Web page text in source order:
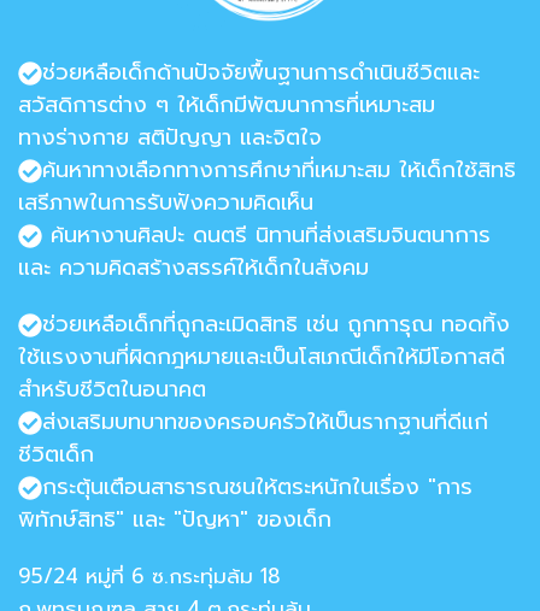
ช่วยหลือเด็กด้านปัจจัยพื้นฐานการดำเนินชีวิตและ
สวัสดิการต่าง ๆ ให้เด็กมีพัฒนาการที่เหมาะสม
ทางร่างกาย สติปัญญา และจิตใจ
ค้นหาทางเลือกทางการศึกษาที่เหมาะสม ให้เด็กใช้สิทธิ
เสรีภาพในการรับฟังความคิดเห็น
ค้นหางานศิลปะ ดนตรี นิทานที่ส่งเสริมจินตนาการ
และ ความคิดสร้างสรรค์ให้เด็กในสังคม
ช่วยเหลือเด็กที่ถูกละเมิดสิทธิ เช่น ถูกทารุณ ทอดทิ้ง
ใช้แรงงานที่ผิดกฎหมายและเป็นโสเภณีเด็กให้มีโอกาสดี
สำหรับชีวิตในอนาคต
ส่งเสริมบทบาทของครอบครัวให้เป็นรากฐานที่ดีแก่
ชีวิตเด็ก
กระตุ้นเตือนสาธารณชนให้ตระหนักในเรื่อง "การ
พิทักษ์สิทธิ" และ "ปัญหา" ของเด็ก
95/24 หมู่ที่ 6 ซ.กระทุ่มล้ม 18